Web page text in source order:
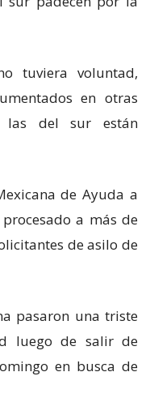
tuviera voluntad,
en otras
las del sur están
de Ayuda a
a más de
de asilo de
pasaron una triste
luego de salir de
en busca de